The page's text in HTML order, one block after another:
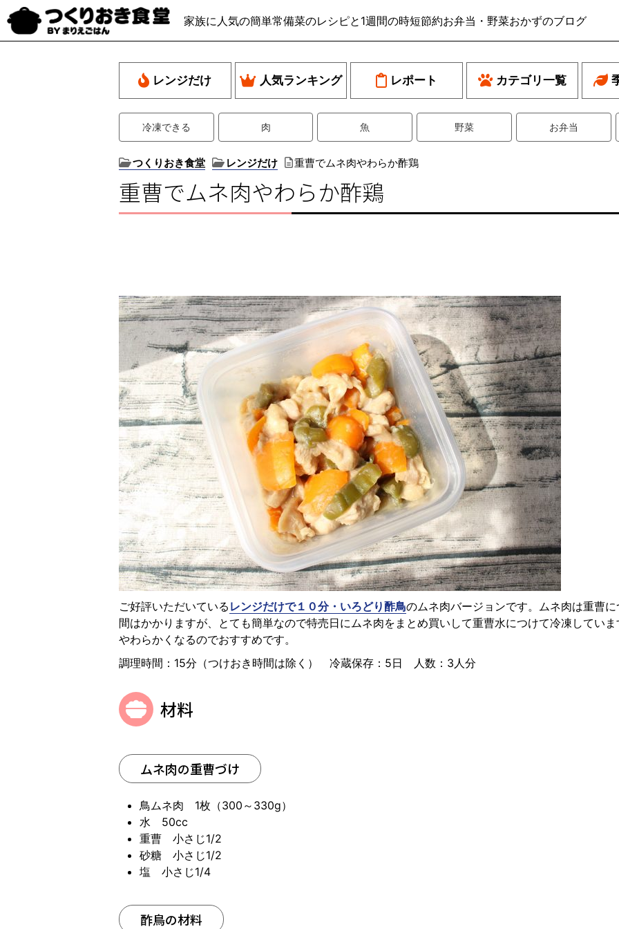
家族に人気の簡単常備菜のレシピと1週間の時短節約お弁当・野菜おかずのブログ
レンジだけ 人気ランキング レポート カテゴリ一覧
冷凍できる 肉 魚 野菜 お弁当
つくりおき食堂 レンジだけ 重曹でムネ肉やわらか酢鶏
重曹でムネ肉やわらか酢鶏
ご好評いただいている レンジだけで１０分・いろどり酢鳥のムネ肉バージョンです。ムネ肉は重曹
間はかかりますが、とても簡単なので特売日にムネ肉をまとめ買いして重曹水につけて冷凍してい
やわらかくなるのでおすすめです。
調理時間：15分（つけおき時間は除く） 冷蔵保存：5日 人数：3人分
材料
ムネ肉の重曹づけ
鳥ムネ肉 1枚（300～330g）
水 50cc
重曹 小さじ1/2
砂糖 小さじ1/2
塩 小さじ1/4
酢鳥の材料